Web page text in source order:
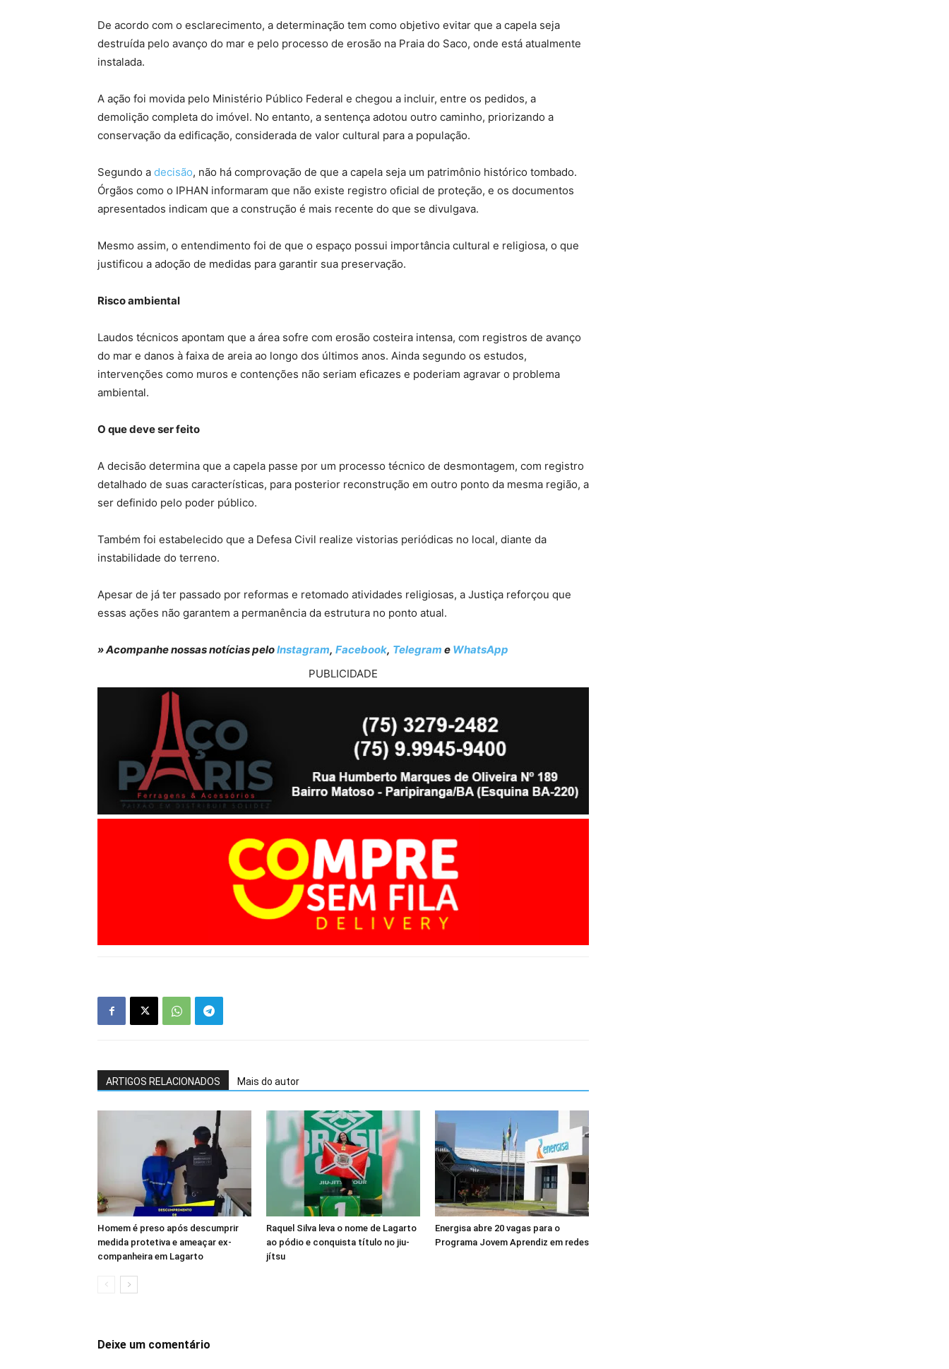
De acordo com o esclarecimento, a determinação tem como objetivo evitar que a capela seja
destruída pelo avanço do mar e pelo processo de erosão na Praia do Saco, onde está atualmente
instalada.
A ação foi movida pelo Ministério Público Federal e chegou a incluir, entre os pedidos, a
demolição completa do imóvel. No entanto, a sentença adotou outro caminho, priorizando a
conservação da edificação, considerada de valor cultural para a população.
Segundo a decisão, não há comprovação de que a capela seja um patrimônio histórico tombado.
Órgãos como o IPHAN informaram que não existe registro oficial de proteção, e os documentos
apresentados indicam que a construção é mais recente do que se divulgava.
Mesmo assim, o entendimento foi de que o espaço possui importância cultural e religiosa, o que
justificou a adoção de medidas para garantir sua preservação.
Risco ambiental
Laudos técnicos apontam que a área sofre com erosão costeira intensa, com registros de avanço
do mar e danos à faixa de areia ao longo dos últimos anos. Ainda segundo os estudos,
intervenções como muros e contenções não seriam eficazes e poderiam agravar o problema
ambiental.
O que deve ser feito
A decisão determina que a capela passe por um processo técnico de desmontagem, com registro
detalhado de suas características, para posterior reconstrução em outro ponto da mesma região, a
ser definido pelo poder público.
Também foi estabelecido que a Defesa Civil realize vistorias periódicas no local, diante da
instabilidade do terreno.
Apesar de já ter passado por reformas e retomado atividades religiosas, a Justiça reforçou que
essas ações não garantem a permanência da estrutura no ponto atual.
» Acompanhe nossas notícias peloInstagram, Facebook, Telegram e WhatsApp
PUBLICIDADE
ARTIGOS RELACIONADOS Mais do autor
Homem é preso após descumprir
medida protetiva e ameaçar ex-
companheira em Lagarto
Raquel Silva leva o nome de Lagarto
ao pódio e conquista título no jiu-
jítsu
Energisa abre 20 vagas para o
Programa Jovem Aprendiz em redes
Deixe um comentário